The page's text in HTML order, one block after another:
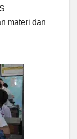
materi dan